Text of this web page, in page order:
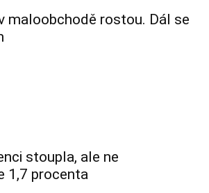
maloobchodě rostou. Dál se
stoupla, ale ne
1,7 procenta